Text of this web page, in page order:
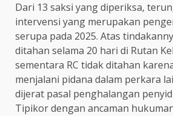
Dari 13 saksi yang diperiksa,
intervensi yang merupakan
serupa pada 2025. Atas
ditahan selama 20 hari di Rutan
sementara RC tidak ditahan
menjalani pidana dalam perkara
dijerat pasal penghalangan
Tipikor dengan ancaman